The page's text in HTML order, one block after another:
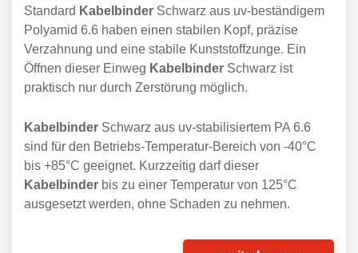
Standard Kabelbinder Schwarz aus uv-beständigem
Polyamid 6.6 haben einen stabilen Kopf, präzise
Verzahnung und eine stabile Kunststoffzunge. Ein
Öffnen dieser Einweg Kabelbinder Schwarz ist
praktisch nur durch Zerstörung möglich.
Kabelbinder Schwarz aus uv-stabilisiertem PA 6.6
sind für den Betriebs-Temperatur-Bereich von -40°C
bis +85°C geeignet. Kurzzeitig darf dieser
Kabelbinder bis zu einer Temperatur von 125°C
ausgesetzt werden, ohne Schaden zu nehmen.